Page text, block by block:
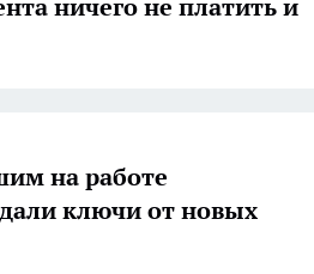
ничего не платить и
на работе
ключи от новых